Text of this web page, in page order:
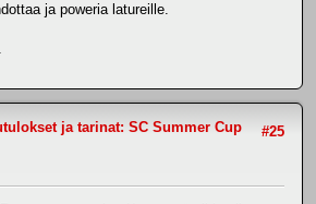
ja poweria latureille.
#25
ja tarinat: SC Summer Cup